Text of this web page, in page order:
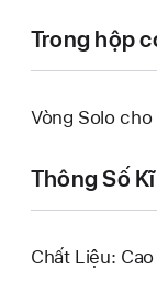
Trong hộp
Vòng Solo
Thông Số
Chất Liệu: